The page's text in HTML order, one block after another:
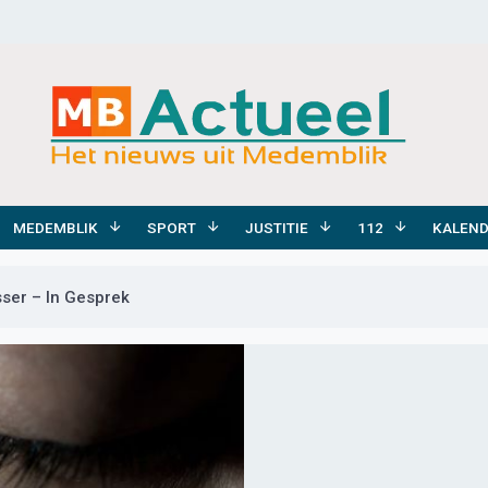
MEDEMBLIK SPORT JUSTITIE 112
– In Gesprek